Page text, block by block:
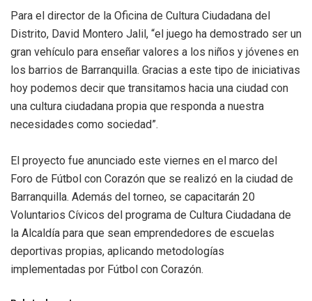
Para el director de la Oficina de Cultura Ciudadana del
Distrito, David Montero Jalil, “el juego ha demostrado ser un
gran vehículo para enseñar valores a los niños y jóvenes en
los barrios de Barranquilla. Gracias a este tipo de iniciativas
hoy podemos decir que transitamos hacia una ciudad con
una cultura ciudadana propia que responda a nuestra
necesidades como sociedad”.
El proyecto fue anunciado este viernes en el marco del
Foro de Fútbol con Corazón que se realizó en la ciudad de
Barranquilla. Además del torneo, se capacitarán 20
Voluntarios Cívicos del programa de Cultura Ciudadana de
la Alcaldía para que sean emprendedores de escuelas
deportivas propias, aplicando metodologías
implementadas por Fútbol con Corazón.